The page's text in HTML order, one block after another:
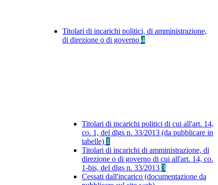
Titolari di incarichi politici, di amministrazione,
di direzione o di governo 4
Titolari di incarichi politici di cui all'art. 14,
co. 1, del dlgs n. 33/2013 (da pubblicare in
tabelle) 1
Titolari di incarichi di amministrazione, di
direzione o di governo di cui all'art. 14, co.
1-bis, del dlgs n. 33/2013 3
Cessati dall'incarico (documentazione da